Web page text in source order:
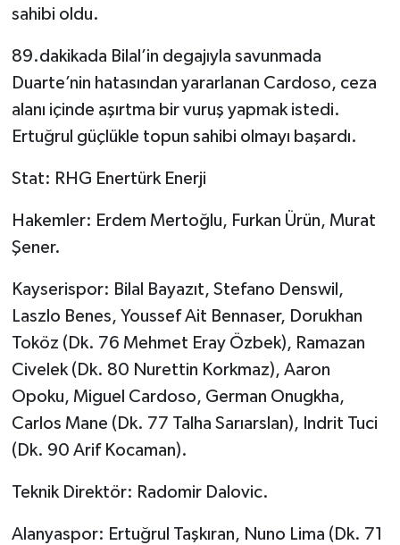
sahibi oldu.
89.dakikada Bilal’in degajıyla savunmada
Duarte’nin hatasından yararlanan Cardoso, ceza
alanı içinde aşırtma bir vuruş yapmak istedi.
Ertuğrul güçlükle topun sahibi olmayı başardı.
Stat: RHG Enertürk Enerji
Hakemler: Erdem Mertoğlu, Furkan Ürün, Murat
Şener.
Kayserispor: Bilal Bayazıt, Stefano Denswil,
Laszlo Benes, Youssef Ait Bennaser, Dorukhan
Toköz (Dk. 76 Mehmet Eray Özbek), Ramazan
Civelek (Dk. 80 Nurettin Korkmaz), Aaron
Opoku, Miguel Cardoso, German Onugkha,
Carlos Mane (Dk. 77 Talha Sarıarslan), Indrit Tuci
(Dk. 90 Arif Kocaman).
Teknik Direktör: Radomir Dalovic.
Alanyaspor: Ertuğrul Taşkıran, Nuno Lima (Dk. 71